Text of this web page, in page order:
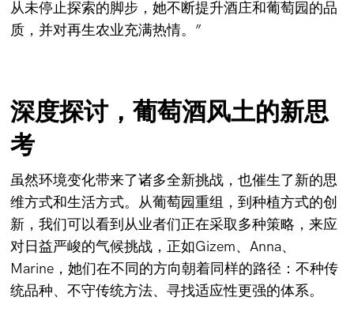
从未停止探索的脚步，她不断提升酒庄和葡萄园的品
质，并对再生农业充满热情。”
深度探讨，葡萄酒风土的新思
考
虽然环境变化带来了诸多全新挑战，也催生了新的思
维方式和生活方式。从葡萄园重组，到种植方式的创
新，我们可以看到从业者们正在采取多种策略，来应
对日益严峻的气候挑战，正如Gizem、Anna、
Marine，她们在不同的方向朝着同样的路径：不种传
统品种、不守传统方法、寻找适应性更强的体系。